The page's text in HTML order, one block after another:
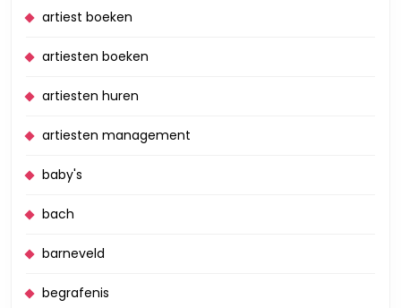
artiest boeken
artiesten boeken
artiesten huren
artiesten management
baby's
bach
barneveld
begrafenis